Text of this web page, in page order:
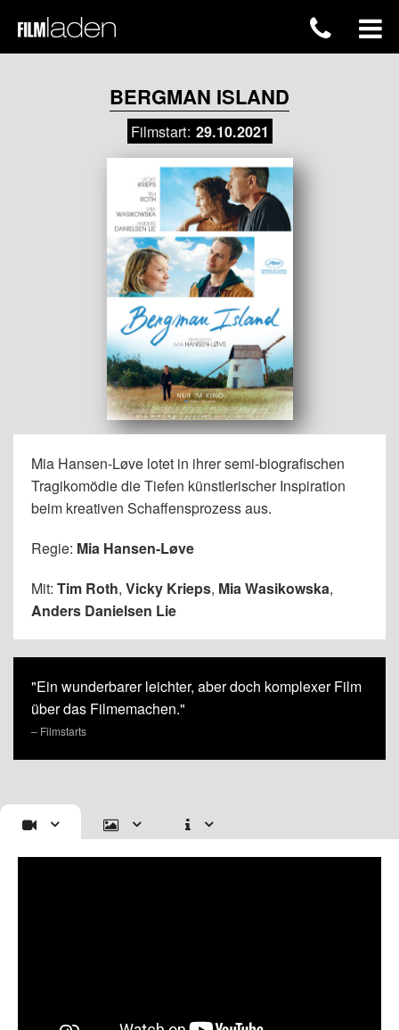
BERGMAN ISLAND
Filmstart: 29.10.2021
Mia Hansen-Løve lotet in ihrer semi-biografischen
Tragikomödie die Tiefen künstlerischer Inspiration
beim kreativen Schaffensprozess aus.
Regie: Mia Hansen-Løve
Mit: Tim Roth, Vicky Krieps, Mia Wasikowska,
Anders Danielsen Lie
"Ein wunderbarer leichter, aber doch komplexer Film
über das Filmemachen."
– Filmstarts